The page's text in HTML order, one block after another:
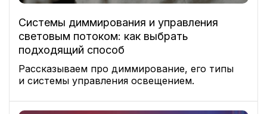
Системы диммирования и управления
световым потоком: как выбрать
подходящий способ
Рассказываем про диммирование, его типы
и системы управления освещением.